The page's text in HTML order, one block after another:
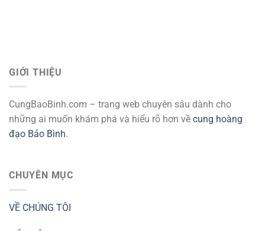
GIỚI THIỆU
CungBaoBinh.com – trang web chuyên sâu dành cho
những ai muốn khám phá và hiểu rõ hơn về cung hoàng
đạo Bảo Bình.
CHUYÊN MỤC
VỀ CHÚNG TÔI